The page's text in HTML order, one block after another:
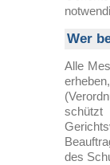
Wer
Alle
schützt
des